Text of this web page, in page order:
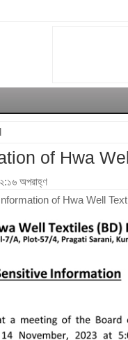
of Hwa
অপরাহ্ণ
of Hwa Well